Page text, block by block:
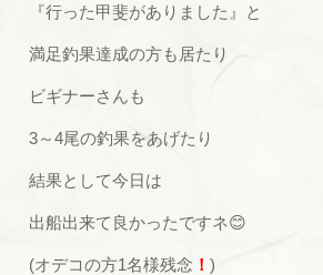
『行った甲斐がありました』と
満足釣果達成の方も居たり
ビギナーさんも
3～4尾の釣果をあげたり
結果として今日は
出船出来て良かったですネ😊
(オデコの方1名様残念 ！)